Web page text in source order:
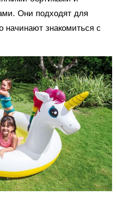
Они подходят для
начинают знакомиться с